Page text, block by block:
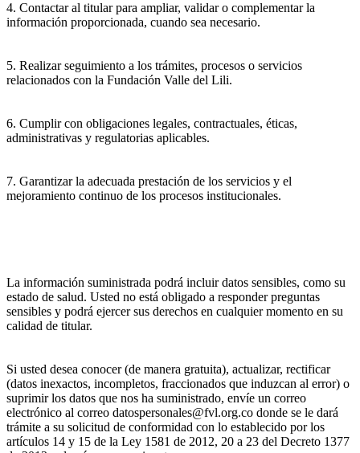
4. Contactar al titular para ampliar, validar o complementar la
información proporcionada, cuando sea necesario.
5. Realizar seguimiento a los trámites, procesos o servicios
relacionados con la Fundación Valle del Lili.
6. Cumplir con obligaciones legales, contractuales, éticas,
administrativas y regulatorias aplicables.
7. Garantizar la adecuada prestación de los servicios y el
mejoramiento continuo de los procesos institucionales.
La información suministrada podrá incluir datos sensibles, como su
estado de salud. Usted no está obligado a responder preguntas
sensibles y podrá ejercer sus derechos en cualquier momento en su
calidad de titular.
Si usted desea conocer (de manera gratuita), actualizar, rectificar
(datos inexactos, incompletos, fraccionados que induzcan al error) o
suprimir los datos que nos ha suministrado, envíe un correo
electrónico al correo datospersonales@fvl.org.co donde se le dará
trámite a su solicitud de conformidad con lo establecido por los
artículos 14 y 15 de la Ley 1581 de 2012, 20 a 23 del Decreto 1377